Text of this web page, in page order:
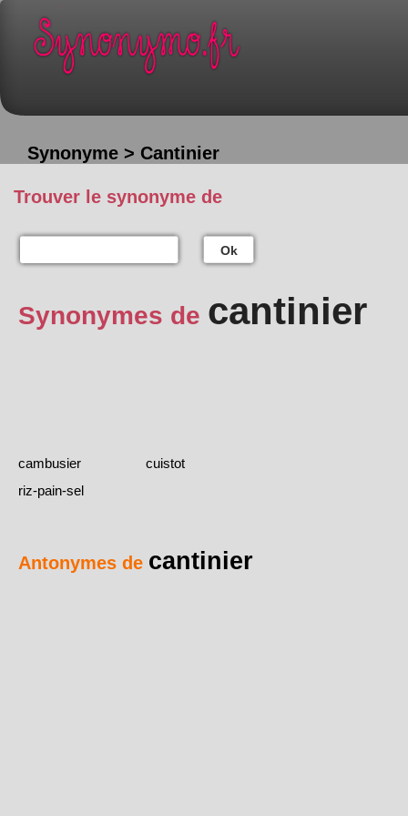
Synonyme > Cantinier
Trouver le synonyme de
Ok
Synonymes de cantinier
cambusier
cuistot
riz-pain-sel
Antonymes de cantinier